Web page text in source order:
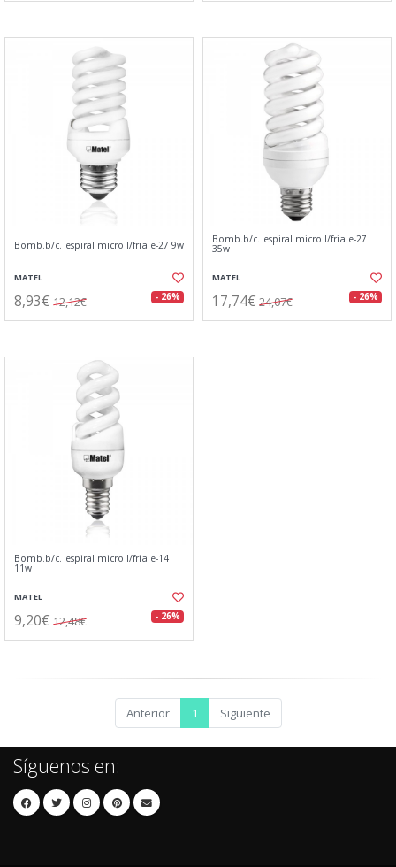
Bomb.b/c. espiral micro l/fria e-27 9w
MATEL
8,93€ 12,12€ - 26%
Bomb.b/c. espiral micro l/fria e-27
35w
MATEL
17,74€ 24,07€ - 26%
Bomb.b/c. espiral micro l/fria e-14
11w
MATEL
9,20€ 12,48€ - 26%
Anterior 1 Siguiente
Síguenos en: